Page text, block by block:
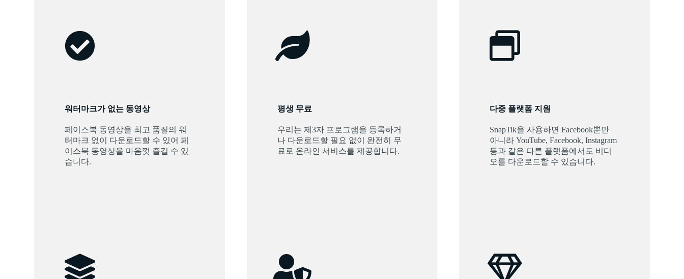
워터마크가 없는 동영상
페이스북 동영상을 최고 품질의 워
터마크 없이 다운로드할 수 있어 페
이스북 동영상을 마음껏 즐길 수 있
습니다.
평생 무료
우리는 제3자 프로그램을 등록하거
나 다운로드할 필요 없이 완전히 무
료로 온라인 서비스를 제공합니다.
다중 플랫폼 지원
SnapTik을 사용하면 Facebook뿐만
아니라 YouTube, Facebook, Instagram
등과 같은 다른 플랫폼에서도 비디
오를 다운로드할 수 있습니다.